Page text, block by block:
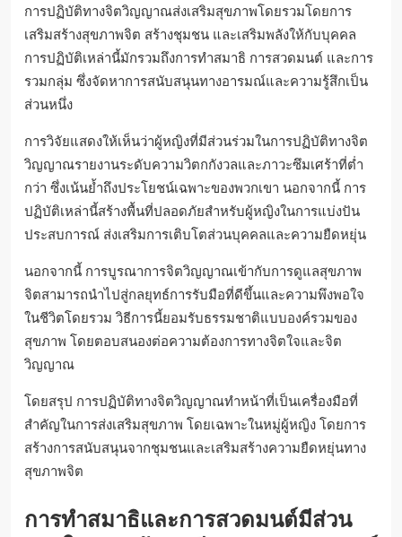
การปฏิบัติทางจิตวิญญาณส่งเสริมสุขภาพโดยรวมโดยการ
เสริมสร้างสุขภาพจิต สร้างชุมชน และเสริมพลังให้กับบุคคล
การปฏิบัติเหล่านี้มักรวมถึงการทำสมาธิ การสวดมนต์ และการ
รวมกลุ่ม ซึ่งจัดหาการสนับสนุนทางอารมณ์และความรู้สึกเป็น
ส่วนหนึ่ง
การวิจัยแสดงให้เห็นว่าผู้หญิงที่มีส่วนร่วมในการปฏิบัติทางจิต
วิญญาณรายงานระดับความวิตกกังวลและภาวะซึมเศร้าที่ต่ำ
กว่า ซึ่งเน้นย้ำถึงประโยชน์เฉพาะของพวกเขา นอกจากนี้ การ
ปฏิบัติเหล่านี้สร้างพื้นที่ปลอดภัยสำหรับผู้หญิงในการแบ่งปัน
ประสบการณ์ ส่งเสริมการเติบโตส่วนบุคคลและความยืดหยุ่น
นอกจากนี้ การบูรณาการจิตวิญญาณเข้ากับการดูแลสุขภาพ
จิตสามารถนำไปสู่กลยุทธ์การรับมือที่ดีขึ้นและความพึงพอใจ
ในชีวิตโดยรวม วิธีการนี้ยอมรับธรรมชาติแบบองค์รวมของ
สุขภาพ โดยตอบสนองต่อความต้องการทางจิตใจและจิต
วิญญาณ
โดยสรุป การปฏิบัติทางจิตวิญญาณทำหน้าที่เป็นเครื่องมือที่
สำคัญในการส่งเสริมสุขภาพ โดยเฉพาะในหมู่ผู้หญิง โดยการ
สร้างการสนับสนุนจากชุมชนและเสริมสร้างความยืดหยุ่นทาง
สุขภาพจิต
การทำสมาธิและการสวดมนต์มีส่วน